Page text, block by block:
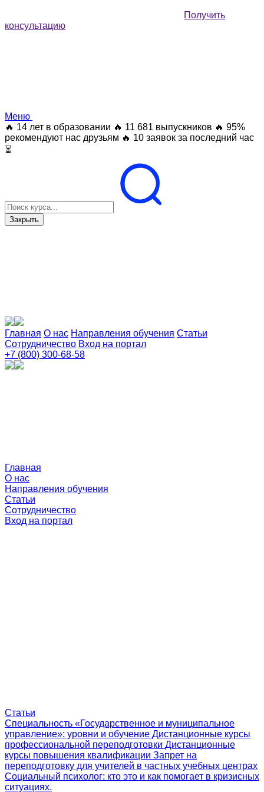
Получить
консультацию
Меню
🔥 14 лет в образовании 🔥 11 681 выпускников 🔥 95%
рекомендуют нас друзьям 🔥 10 заявок за последний час
⏳
Закрыть
Главная О нас Направления обучения Статьи
Сотрудничество Вход на портал
+7 (800) 300-68-58
Главная
О нас
Направления обучения
Статьи
Сотрудничество
Вход на портал
Статьи
Специальность «Государственное и муниципальное
управление»: уровни и обучение Дистанционные курсы
профессиональной переподготовки Дистанционные
курсы повышения квалификации Запрет на
переподготовку для учителей в частных учебных центрах
Социальный психолог: кто это и как помогает в кризисных
ситуациях.